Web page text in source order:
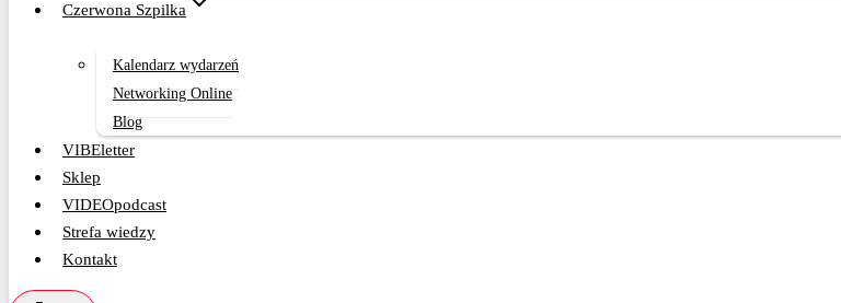
Czerwona Szpilka
Kalendarz wydarzeń
Networking Online
Blog
VIBEletter
Sklep
VIDEOpodcast
Strefa wiedzy
Kontakt